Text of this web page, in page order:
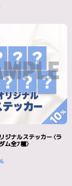
ジナルステッカー〈ラ
ム全7種〉